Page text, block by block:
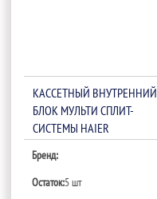
КАССЕТНЫЙ ВНУТРЕННИЙ
БЛОК МУЛЬТИ СПЛИТ-
СИСТЕМЫ HAIER
Бренд:
Остаток:5 шт